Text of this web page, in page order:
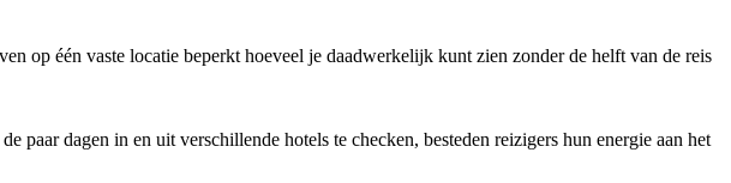
op één vaste locatie beperkt hoeveel je daadwerkelijk kunt zien zonder de helft van de reis
paar dagen in en uit verschillende hotels te checken, besteden reizigers hun energie aan het